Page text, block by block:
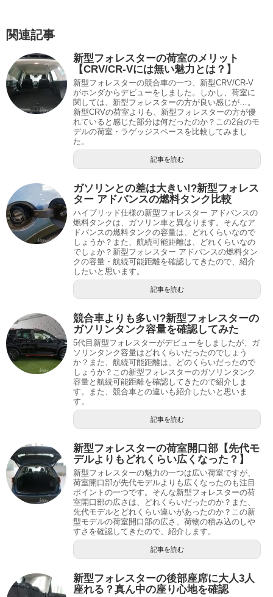
関連記事
新型フォレスターの荷室のメリット
【CRV/CR-Vには無い魅力とは？】
新型フォレスターの競合車の一つ、新型CRV/CR-V
がホンダからデビューをしました。しかし、荷室に
関しては、新型フォレスターの方が良い感じが…。
新型CRVの荷室よりも、新型フォレスターの方が優
れていると感じた部分は何だったのか？この2台のモ
デルの荷室・ラゲッジスペースを比較してみまし
た。
記事を読む
ガソリンとの差は大きい!?新型フォレス
ター アドバンスの燃料タンク比較
ハイブリッド仕様の新型フォレスター アドバンスの
燃料タンクは、ガソリン車と異なります。そんなア
ドバンスの燃料タンクの容量は、どれくらいなので
しょうか？また、航続可能距離は、どれくらいなの
でしょか？新型フォレスター アドバンスの燃料タン
クの容量・航続可能距離を確認してきたので、紹介
したいと思います。
記事を読む
競合車よりも多い!?新型フォレスターの
ガソリンタンク容量を確認してみた
5代目新型フォレスターがデビューをしましたが、ガ
ソリンタンク容量はどれくらいだったのでしょう
か？また、航続可能距離は、どのくらいだったので
しょうか？この新型フォレスターのガソリンタンク
容量と航続可能距離を確認してきたので紹介しま
す。また、競合車との違いも紹介したいと思いま
す。
記事を読む
新型フォレスターの荷室開口部【先代モ
デルよりもどれくらい広くなった？】
新型フォレスターの魅力の一つは広い荷室ですが、
荷室開口部が先代モデルよりも広くなったのも注目
ポイントの一つです。そんな新型フォレスターの荷
室開口部の広さは、どれくらいだったのか？また、
先代モデルとどれくらい違いがあったのか？この新
型モデルの荷室開口部の広さ、荷物の積み込のしや
すさを確認してきたので、紹介します。
記事を読む
新型フォレスターの後部座席に大人3人
座れる？真ん中の座り心地を確認